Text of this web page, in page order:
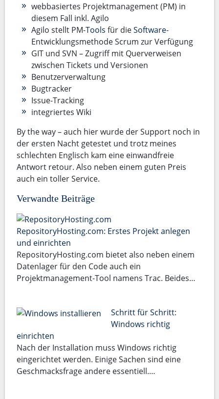
webbasiertes Projektmanagement (PM) in
diesem Fall inkl. Agilo
Agilo stellt PM-Tools für dieSoftware-
Entwicklungsmethode Scrum zur Verfügung
GIT und SVN – Zugriff mit Querverweisen
zwischen Tickets und Versionen
Benutzerverwaltung
Bugtracker
Issue-Tracking
integriertes Wiki
By the way – auch hier wurde der Support noch in
der ersten Nacht getestet und trotz meines
schlechten Englisch kam eine einwandfreie
Antwort retour. Also neben einem guten Preis
auch ein toller Service.
Verwandte Beiträge
RepositoryHosting.com: Erstes Projekt anlegen
und einrichten
RepositoryHosting.com bietet also neben einem
Datenlager für den Code auch ein
Projektmanagement-Tool namens Trac. Beides…
Schritt für Schritt:
Windows richtig
einrichten
Nach der Installation muss Windows richtig
eingerichtet werden. Einige Sachen sind eine
Geschmacksfrage andere essentiell.…